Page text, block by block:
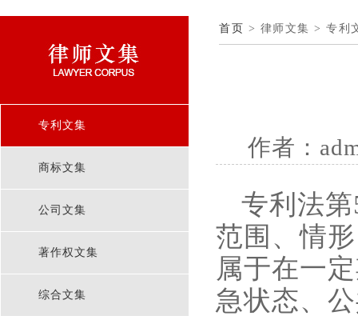
专利文集
商标文集
公司文集
著作权文集
综合文集
首页 > 律师文集 > 专利
作者：
专利法
范围、情
属于在一
急状态、